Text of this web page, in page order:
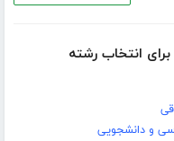
انتخاب رشته
و دانشجویی